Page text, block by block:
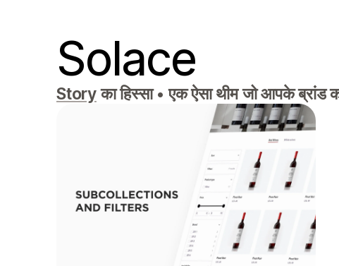
Solace
Storyका हिस्सा• एक ऐसा थीम जो आपके ब्रांड